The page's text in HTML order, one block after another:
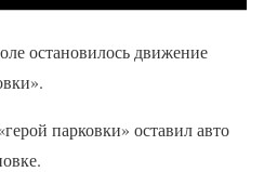
остановилось движение
парковки» оставил авто